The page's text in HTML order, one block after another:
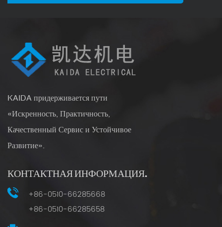
KAIDA придерживается пути
«Искренность, Практичность,
Качественный Сервис и Устойчивое
Развитие».
КОНТАКТНАЯ ИНФОРМАЦИЯ.
+86-0510-66285668
+86-0510-66285658